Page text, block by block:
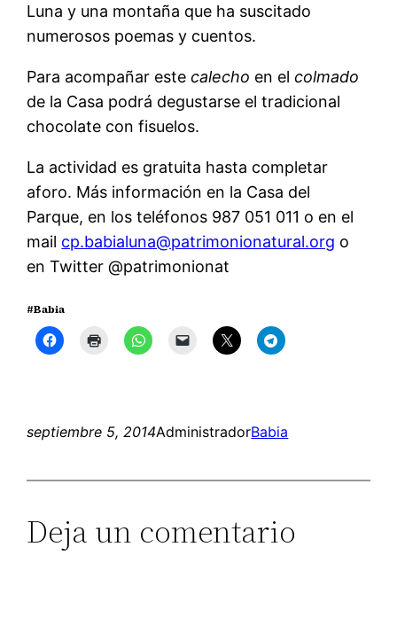
Luna y una montaña que ha suscitado
numerosos poemas y cuentos.
Para acompañar estecalecho en elcolmado
de la Casa podrá degustarse el tradicional
chocolate con fisuelos.
La actividad es gratuita hasta completar
aforo. Más información en la Casa del
Parque, en los teléfonos 987 051 011 o en el
mail cp.babialuna@patrimonionatural.org o
en Twitter @patrimonionat
#Babia
septiembre 5, 2014AdministradorBabia
Deja un comentario